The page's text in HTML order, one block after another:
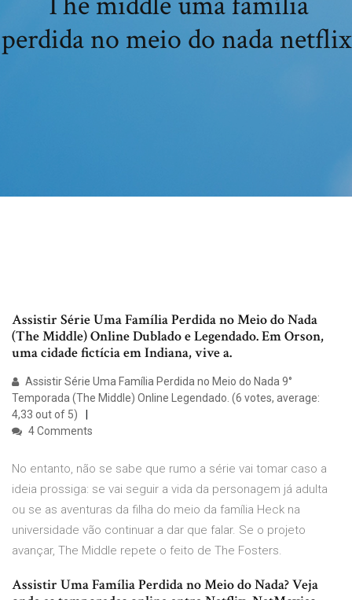
perdida no meio do nada netflix
Assistir Série Uma Família Perdida no Meio do Nada
(The Middle) Online Dublado e Legendado. Em Orson,
uma cidade fictícia em Indiana, vive a.
Assistir Série Uma Família Perdida no Meio do Nada 9°
Temporada (The Middle) Online Legendado. (6 votes, average:
4,33 out of 5)
4 Comments
No entanto, não se sabe que rumo a série vai tomar caso a
ideia prossiga: se vai seguir a vida da personagem já adulta
ou se as aventuras da filha do meio da família Heck na
universidade vão continuar a dar que falar. Se o projeto
avançar, The Middle repete o feito de The Fosters.
Assistir Uma Família Perdida no Meio do Nada? Veja